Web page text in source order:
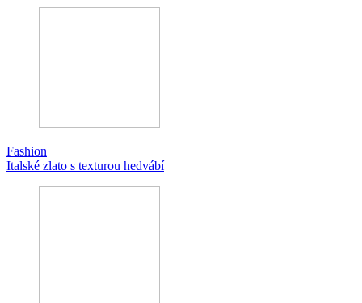
Fashion
Italské zlato s texturou hedvábí